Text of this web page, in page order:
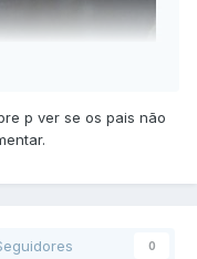
p ver se os pais não
0